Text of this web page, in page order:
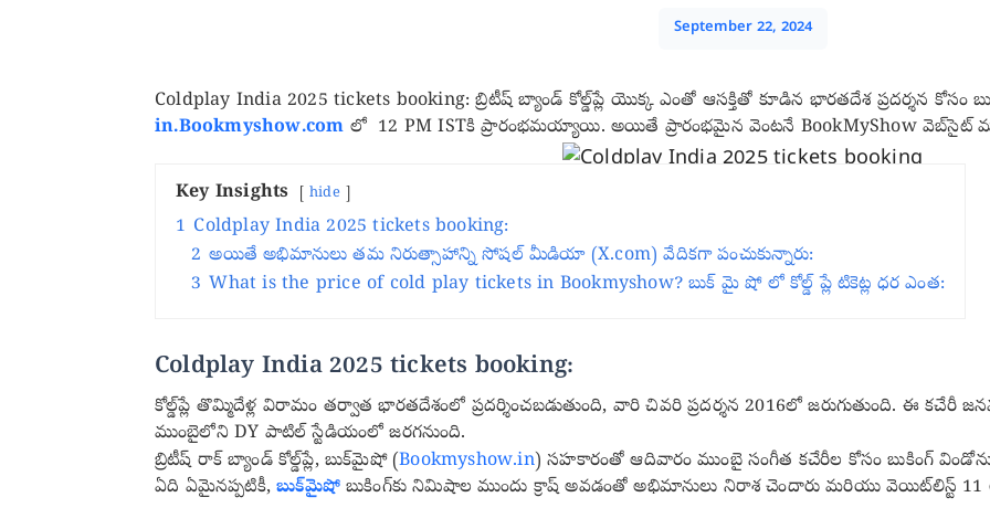
September 22, 2024
Coldplay India 2025 tickets booking: బ్రిటీష్ బ్యాండ్ కోల్డ్‌ప్లే యొక్క ఎంతో ఆసక్తితో కూడిన భారతదేశ ప్రదర్శన కోసం
in.Bookmyshow.com లో 12 PM ISTకి ప్రారంభమయ్యాయి.అయితే ప్రారంభమైన వెంటనే BookMyShow
Key Insights hide
1 Coldplay India 2025 tickets booking:
2 అయితే అభిమానులు తమ నిరుత్సాహాన్ని సోషల్ మీడియా (X.com) వేదికగా పంచుకున్నారు:
3 What is the price of cold play tickets in Bookmyshow? బుక్ మై షో లో కోల్డ్ ప్లే టికెట్ల ధర ఎంత:
Coldplay India 2025 tickets booking:
కోల్డ్‌ప్లే తొమ్మిదేళ్ల విరామం తర్వాత భారతదేశంలో ప్రదర్శించబడుతుంది, వారి చివరి ప్రదర్శన 2016లో జరుగుతుంది. ఈ
ముంబైలోని DY పాటిల్ స్టేడియంలో జరగనుంది.
బ్రిటీష్ రాక్ బ్యాండ్ కోల్డ్‌ప్లే, బుక్‌మైషో (Bookmyshow.in) సహకారంతో ఆదివారం ముంబై సంగీత కచేరీల కోసం బుకింగ్
ఏది ఏమైనప్పటికీ,బుక్‌మైషోబుకింగ్‌కు నిమిషాల ముందు క్రాష్ అవడంతో అభిమానులు నిరాశ చెందారు మరియు వెయిట్‌లిస్ట్ 11